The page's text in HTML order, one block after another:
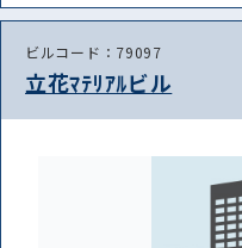
ビルコード：79097
立花ﾏﾃﾘｱﾙビル